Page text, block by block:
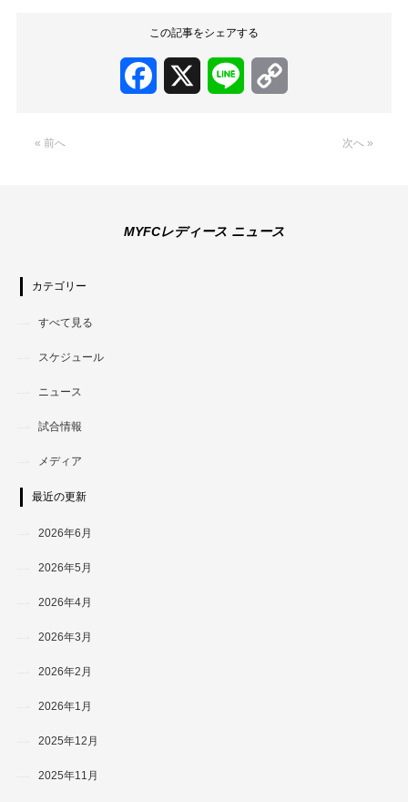
この記事をシェアする
Facebook Line
« 前へ 次へ »
MYFCレディース ニュース
カテゴリー
すべて見る
スケジュール
ニュース
試合情報
メディア
最近の更新
2026年6月
2026年5月
2026年4月
2026年3月
2026年2月
2026年1月
2025年12月
2025年11月